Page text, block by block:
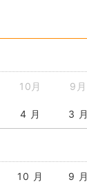
10月 9月
4 月 3 月
10 月 9 月